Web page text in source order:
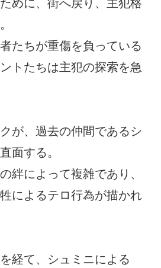
めに、街へ戻り、主犯格
たちが重傷を負っている
トたちは主犯の探索を急
が、過去の仲間であるシ
面する。
絆によって複雑であり、
によるテロ行為が描かれ
経て、シュミニによる